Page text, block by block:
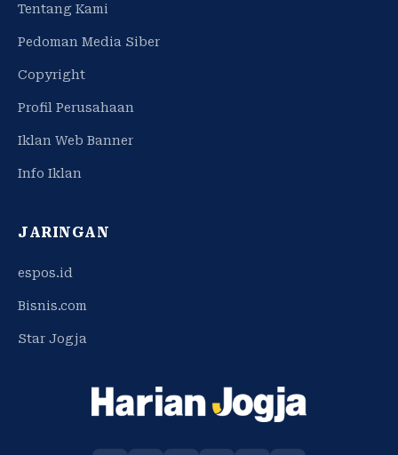
Tentang Kami
Pedoman Media Siber
Copyright
Profil Perusahaan
Iklan Web Banner
Info Iklan
JARINGAN
espos.id
Bisnis.com
Star Jogja